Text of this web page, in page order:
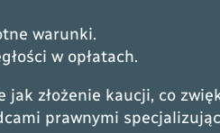
warunki.
w opłatach.
złożenie kaucji, co
prawnymi